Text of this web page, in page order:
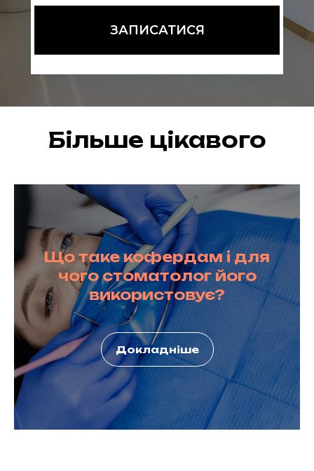
ЗАПИСАТИСЯ
Більше цікавого
Що таке кофердам і для
чого стоматолог його
використовує?
Докладніше